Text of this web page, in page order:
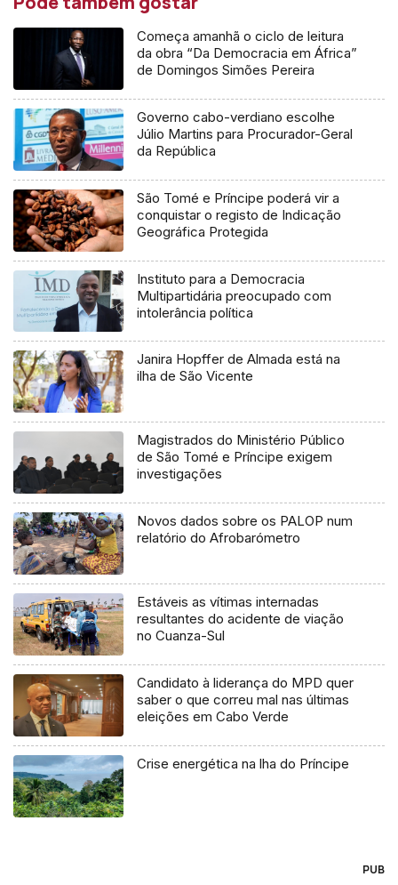
Começa amanhã o ciclo de leitura
da obra “Da Democracia em África”
de Domingos Simões Pereira
Governo cabo-verdiano escolhe
Júlio Martins para Procurador-Geral
da República
São Tomé e Príncipe poderá vir a
conquistar o registo de Indicação
Geográfica Protegida
Instituto para a Democracia
Multipartidária preocupado com
intolerância política
Janira Hopffer de Almada está na
ilha de São Vicente
Magistrados do Ministério Público
de São Tomé e Príncipe exigem
investigações
Novos dados sobre os PALOP num
relatório do Afrobarómetro
Estáveis as vítimas internadas
resultantes do acidente de viação
no Cuanza-Sul
Candidato à liderança do MPD quer
saber o que correu mal nas últimas
eleições em Cabo Verde
Crise energética na lha do Príncipe
PUB